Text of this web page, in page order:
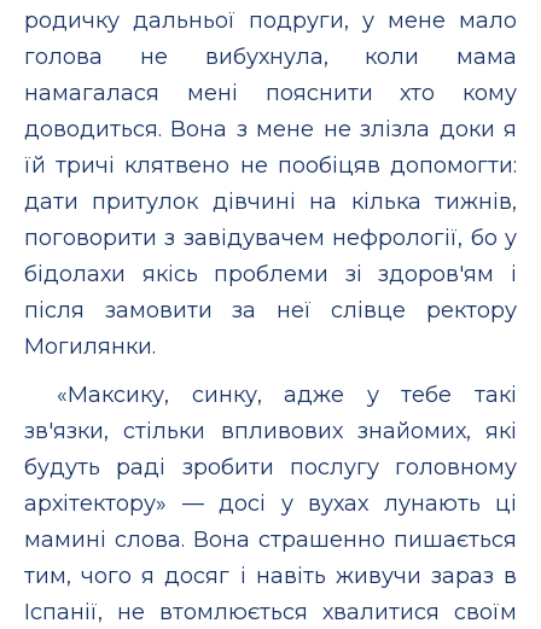
родичку дальньої подруги, у мене мало
голова не вибухнула, коли мама
намагалася мені пояснити хто кому
доводиться. Вона з мене не злізла доки я
їй тричі клятвено не пообіцяв допомогти:
дати притулок дівчині на кілька тижнів,
поговорити з завідувачем нефрології, бо у
бідолахи якісь проблеми зі здоров'ям і
після замовити за неї слівце ректору
Могилянки.
«Максику, синку, адже у тебе такі
зв'язки, стільки впливових знайомих, які
будуть раді зробити послугу головному
архітектору» — досі у вухах лунають ці
мамині слова. Вона страшенно пишається
тим, чого я досяг і навіть живучи зараз в
Іспанії, не втомлюється хвалитися своїм